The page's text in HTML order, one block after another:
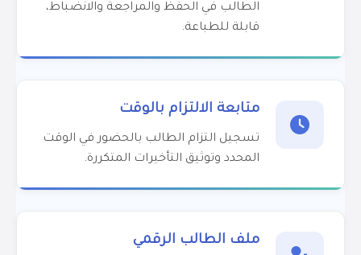
الطالب في الحفظ والمراجعة والانضباط،
قابلة للطباعة.
متابعة الالتزام بالوقت
تسجيل التزام الطالب بالحضور في الوقت
المحدد وتوثيق التأخيرات المتكررة.
ملف الطالب الرقمي